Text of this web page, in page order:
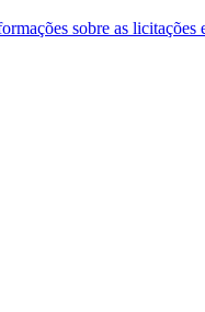
sobre as